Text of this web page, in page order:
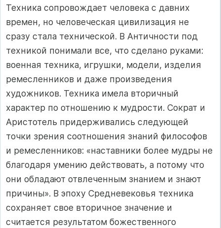
Техника сопровождает человека с давних
времен, но человеческая цивилизация не
сразу стала технической. В Античности под
техникой понимали все, что сделано руками:
военная техника, игрушки, модели, изделия
ремесленников и даже произведения
художников. Техника имела вторичный
характер по отношению к мудрости. Сократ и
Аристотель придерживались следующей
точки зрения соотношения знаний философов
и ремесленников: «наставники более мудры не
благодаря умению действовать, а потому что
они обладают отвлеченным знанием и знают
причины». В эпоху Средневековья техника
сохраняет свое вторичное значение и
считается результатом божественного